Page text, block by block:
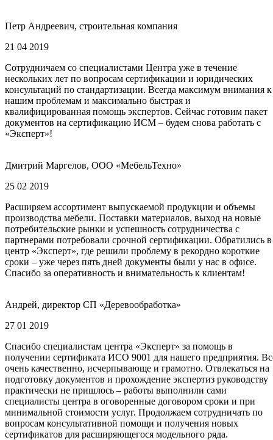
Петр Андреевич, строительная компания
21 04 2019
Сотрудничаем со специалистами Центра уже в течение
нескольких лет по вопросам сертификации и юридических
консультаций по стандартизации. Всегда максимум внимания к
нашим проблемам и максимально быстрая и
квалифицированная помощь экспертов. Сейчас готовим пакет
документов на сертификацию ИСМ – будем снова работать с
«Эксперт»!
Дмитрий Маргелов, ООО «МебельТехно»
25 02 2019
Расширяем ассортимент выпускаемой продукции и объемы
производства мебели. Поставки материалов, выход на новые
потребительские рынки и успешность сотрудничества с
партнерами потребовали срочной сертификации. Обратились в
центр «Эксперт», где решили проблему в рекордно короткие
сроки – уже через пять дней документы были у нас в офисе.
Спасибо за оперативность и внимательность к клиентам!
Андрей, директор СП «Деревообработка»
27 01 2019
Спасибо специалистам центра «Эксперт» за помощь в
получении сертификата ИСО 9001 для нашего предприятия.
очень качественно, исчерпывающе и грамотно. Отвлекаться на
подготовку документов и прохождение экспертиз руководству
практически не пришлось – работы выполнили сами
специалисты центра в оговоренные договором сроки и при
минимальной стоимости услуг. Продолжаем сотрудничать по
вопросам консультативной помощи и получения новых
сертификатов для расширяющегося модельного ряда.